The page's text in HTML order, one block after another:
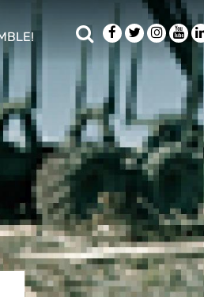
Rechercher
Facebook
Twitter